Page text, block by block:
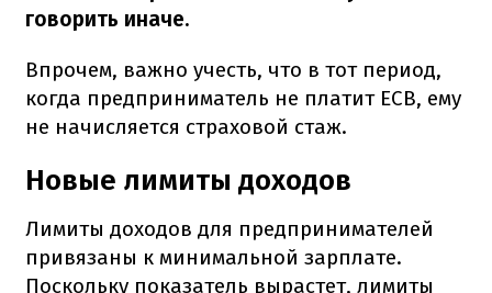
говорить иначе.
Впрочем, важно учесть, что в тот период,
когда предприниматель не платит ЕСВ, ему
не начисляется страховой стаж.
Новые лимиты доходов
Лимиты доходов для предпринимателей
привязаны к минимальной зарплате.
Поскольку показатель вырастет, лимиты